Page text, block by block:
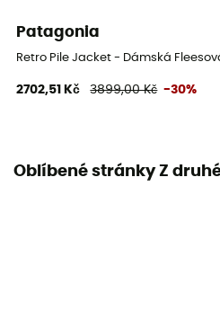
Patagonia
Retro Pile Jacket - Dámská
2702,51 Kč 3899,00 Kč -30%
Oblíbené stránky Z